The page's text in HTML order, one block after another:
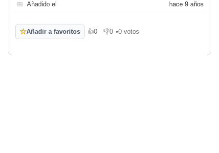
📅 Añadido el hace 9 años
☆Añadir a favoritos 👍0
Me gusta
👎0
No me gusta
•0 votos